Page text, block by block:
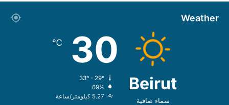
Weather
Beirut
سماء صافية
30
℃
69%
5.27 كيلومتر/ساعة